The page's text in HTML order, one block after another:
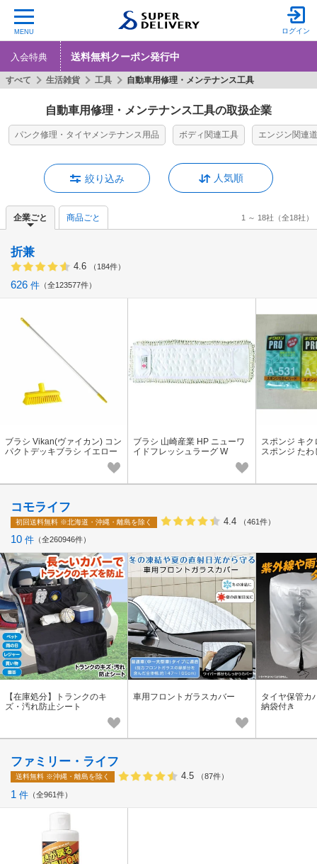
MENU ログイン
入会特典 送料無料クーポン発行中
自動車用修理・メンテナンス工具の取扱企業
パンク修理・タイヤメンテナンス用品 ボディ関連工具 エンジン関連
すべて 生活雑貨 工具 自動車用修理・メンテナンス工具
絞り込み 人気順
企業ごと 商品ごと 1 ～ 18社 （全18社）
折兼
4.6 （184件）
626 件 全123577件
ブラシ Vikan(ヴァイカン) コン
パクトデッキブラシ イエロー
ブラシ 山崎産業 HP ニューワ
イドフレッシュラーグ W
スポンジ キ
スポンジ たわ
コモライフ
初回送料無料 ※北海道・沖縄・離島を除く 4.4 （461件）
10 件 全260946件
【在庫処分】トランクのキ
ズ・汚れ防止シート
車用フロントガラスカバー
タイヤ保管
納袋付き
ファミリー・ライフ
送料無料 ※沖縄・離島を除く 4.5 （87件）
1 件 全961件